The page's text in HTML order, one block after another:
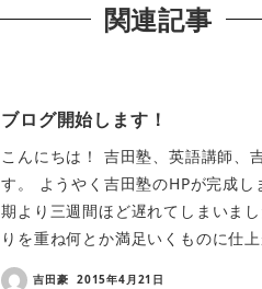
関連記事
ブログ開始します！
こんにちは！ 吉田塾、英語講師、
す。 ようやく吉田塾のHPが完成
期より三週間ほど遅れてしまいま
りを重ね何とか満足いくものに仕
吉田豪 2015年4月21日